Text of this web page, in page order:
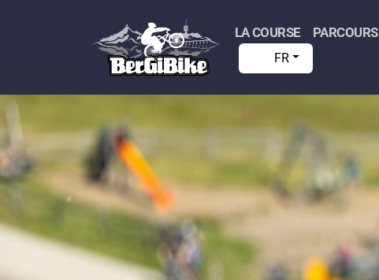
LA COURSE PARCOURS
FR